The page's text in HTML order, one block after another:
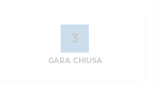
3
GARA CHIUSA